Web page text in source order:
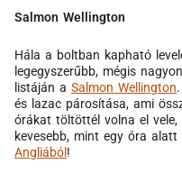
Salmon Wellington
Hála a boltban kapható
legegyszerűbb, mégis
listáján a Salmon Wellington
és lazac párosítása, ami
órákat töltöttél volna el
kevesebb, mint egy óra
Angliából!